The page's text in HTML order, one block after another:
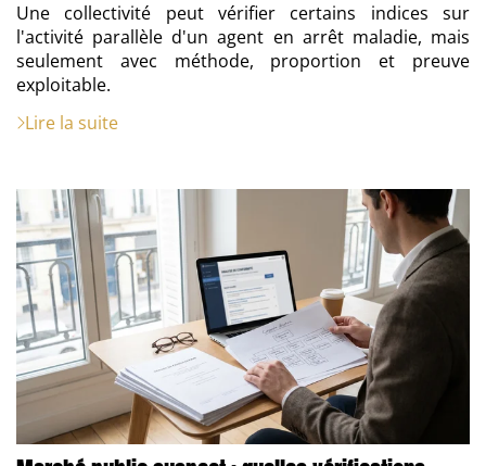
Une collectivité peut vérifier certains indices sur
l'activité parallèle d'un agent en arrêt maladie, mais
seulement avec méthode, proportion et preuve
exploitable.
Lire la suite